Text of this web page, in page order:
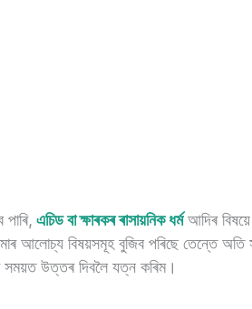
এচিড বা ক্ষাৰকৰ ৰাসায়নিক ধৰ্মআদিৰ
বিষয়সমূহ বুজিব পৰিছে তেন্তে অতি
উত্তৰ দিবলৈ যত্ন কৰিম।